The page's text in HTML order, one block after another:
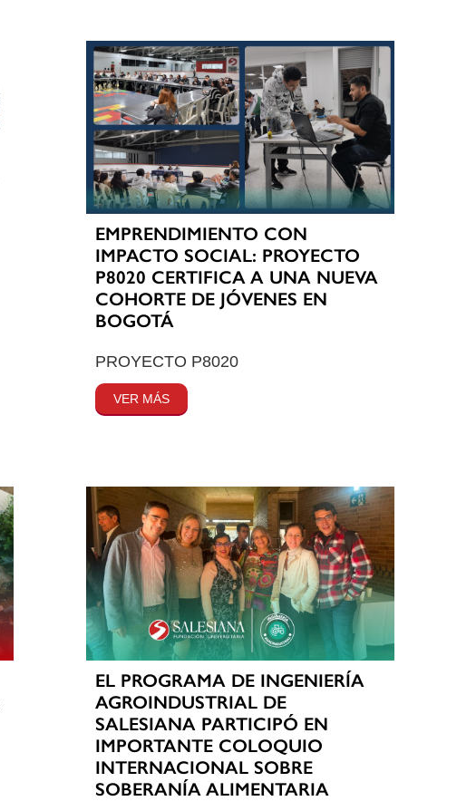
EMPRENDIMIENTO CON
IMPACTO SOCIAL: PROYECTO
P8020 CERTIFICA A UNA NUEVA
COHORTE DE JÓVENES EN
BOGOTÁ
PROYECTO P8020
VER MÁS
EL PROGRAMA DE INGENIERÍA
AGROINDUSTRIAL DE
SALESIANA PARTICIPÓ EN
IMPORTANTE COLOQUIO
INTERNACIONAL SOBRE
SOBERANÍA ALIMENTARIA